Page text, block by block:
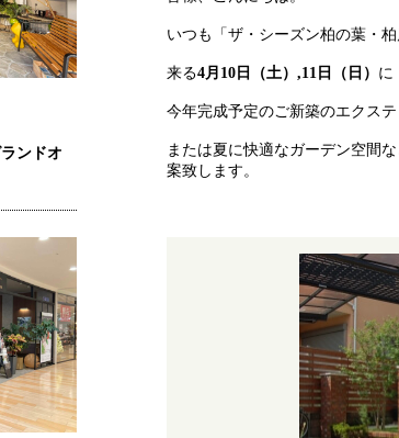
いつも「ザ・シーズン柏の葉・
来る4月10日（土）,11日（日） に
今年完成予定のご新築のエクステ
または夏に快適なガーデン空間
案致します。
ンドオ